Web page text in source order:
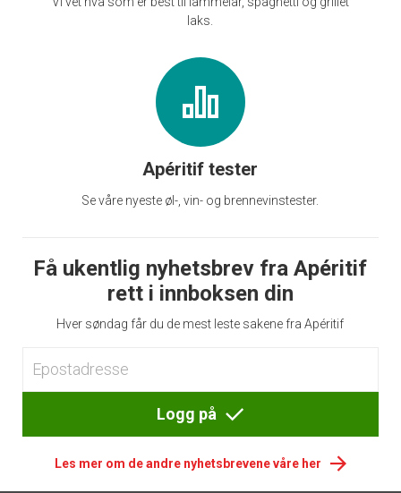
laks.
Apéritif tester
Se våre nyeste øl-, vin- og brennevinstester.
Få ukentlig nyhetsbrev fra Apéritif
rett i innboksen din
Hver søndag får du de mest leste sakene fra Apéritif
Logg på
Les mer om de andre nyhetsbrevene våre her